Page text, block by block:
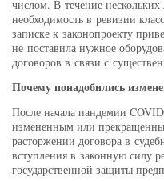
числом. В течение
необходимость в ревизии
записке к законопроекту
не поставила нужное
договоров в связи с
Почему понадобились
После начала пандемии
измененным или
расторжении договора в
вступления в законную силу
государственной защиты